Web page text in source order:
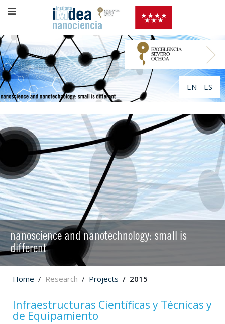
EN ES
nanoscience and nanotechnology: small is
different
Home Research Projects 2015
Infraestructuras Científicas y Técnicas y
de Equipamiento